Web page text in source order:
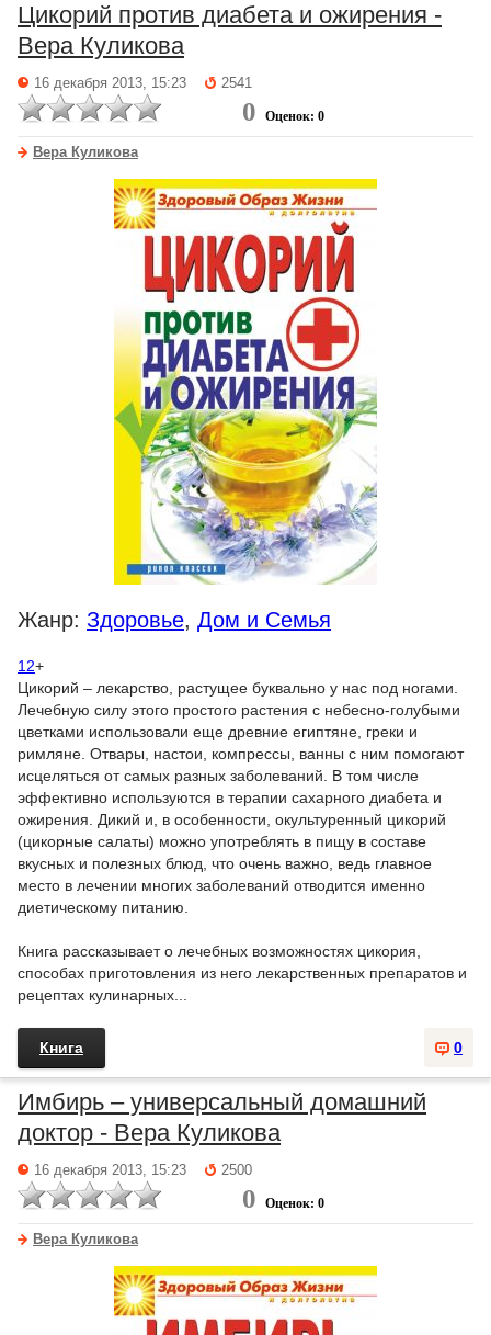
Цикорий против диабета и ожирения -
Вера Куликова
16 декабря 2013, 15:23 2541
0 Оценок: 0
Вера Куликова
Жанр: Здоровье, Дом и Семья
12+
Цикорий – лекарство, растущее буквально у нас под ногами.
Лечебную силу этого простого растения с небесно-голубыми
цветками использовали еще древние египтяне, греки и
римляне. Отвары, настои, компрессы, ванны с ним помогают
исцеляться от самых разных заболеваний. В том числе
эффективно используются в терапии сахарного диабета и
ожирения. Дикий и, в особенности, окультуренный цикорий
(цикорные салаты) можно употреблять в пищу в составе
вкусных и полезных блюд, что очень важно, ведь главное
место в лечении многих заболеваний отводится именно
диетическому питанию.
Книга рассказывает о лечебных возможностях цикория,
способах приготовления из него лекарственных препаратов и
рецептах кулинарных...
0
Книга
Имбирь – универсальный домашний
доктор - Вера Куликова
16 декабря 2013, 15:23 2500
0 Оценок: 0
Вера Куликова